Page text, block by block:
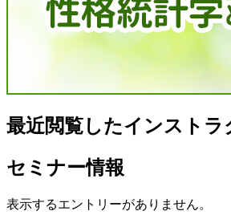
最近閲覧したインストラ
セミナー情報
表示するエントリーがありません。